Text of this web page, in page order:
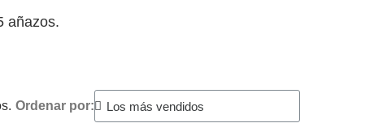
añazos.
Ordenar por: